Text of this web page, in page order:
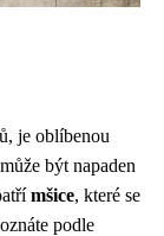
je oblíbenou
být napaden
mšice, které se
podle